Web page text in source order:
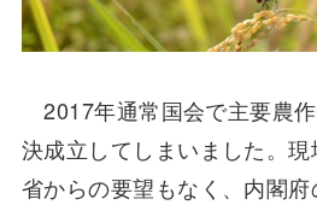
2017年通常国会で主要農
決成立してしまいました。
省からの要望もなく、内閣